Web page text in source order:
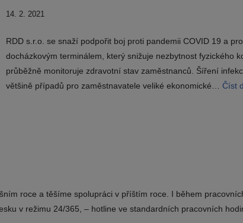
14. 2. 2021
RDD s.r.o. se snaží podpořit boj proti pandemii COVID 19 a
docházkovým terminálem, který snižuje nezbytnost fyzického
průběžně monitoruje zdravotní stav zaměstnanců. Šíření
většině případů pro zaměstnavatele veliké ekonomické… Číst
roce a těšíme spolupráci v příštím roce. I během
v režimu 24/365, – hotline ve standardních pracovních